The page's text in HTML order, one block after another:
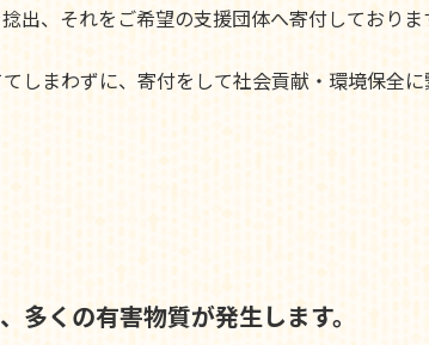
出、それをご希望の支援団体へ寄付しておりま
しまわずに、寄付をして社会貢献・環境保全
多くの有害物質が発生します。